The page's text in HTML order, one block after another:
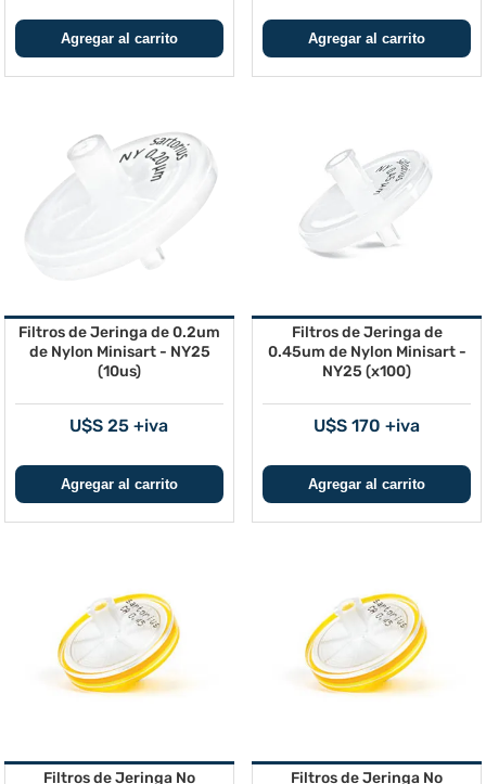
Filtros de Jeringa de 0.2um
de Nylon Minisart - NY25
(10us)
U$S 25 +iva
Filtros de Jeringa de
0.45um de Nylon Minisart -
NY25 (x100)
U$S 170 +iva
Filtros de Jeringa No Filtros de Jeringa No